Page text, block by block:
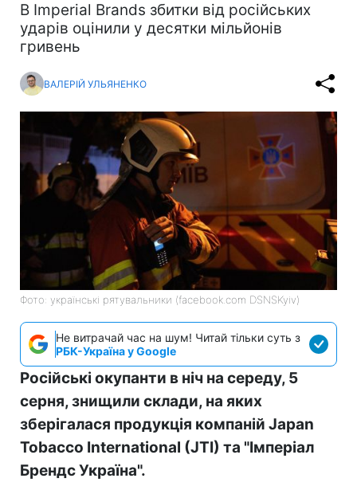
В Imperial Brands збитки від російських
ударів оцінили у десятки мільйонів
гривень
ВАЛЕРІЙ УЛЬЯНЕНКО
Фото: українські рятувальники (facebook.com DSNSKyiv)
Не витрачай час на шум! Читай тільки суть з
РБК-Україна у Google
Російські окупанти в ніч на середу, 5
серня, знищили склади, на яких
зберігалася продукція компаній Japan
Tobacco International (JTI) та "Імперіал
Брендс Україна".